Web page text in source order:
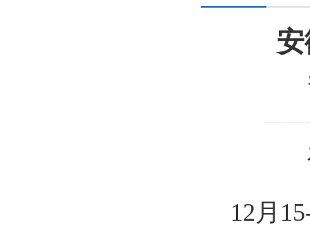
12 月